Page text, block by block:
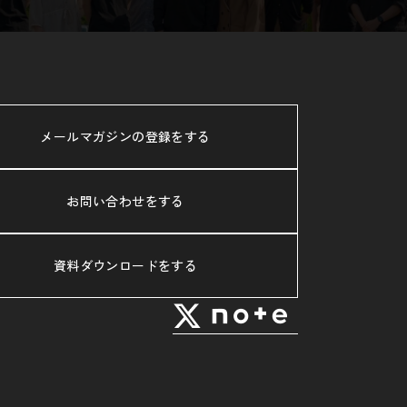
メールマガジンの登録をする
お問い合わせをする
資料ダウンロードをする